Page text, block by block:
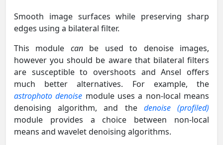
Smooth image surfaces while preserving sharp
edges using a bilateral filter.
This module canbe used to denoise images,
however you should be aware that bilateral filters
are susceptible to overshoots and Ansel offers
much better alternatives. For example, the
astrophoto denoise module uses a non-local means
denoising algorithm, and the denoise (profiled)
module provides a choice between non-local
means and wavelet denoising algorithms.